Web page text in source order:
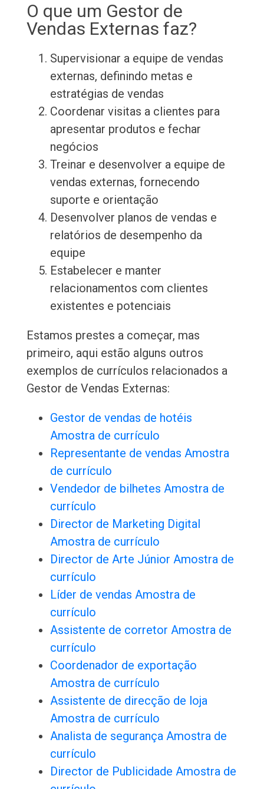
O que um Gestor de
Vendas Externas faz?
Supervisionar a equipe de vendas
externas, definindo metas e
estratégias de vendas
Coordenar visitas a clientes para
apresentar produtos e fechar
negócios
Treinar e desenvolver a equipe de
vendas externas, fornecendo
suporte e orientação
Desenvolver planos de vendas e
relatórios de desempenho da
equipe
Estabelecer e manter
relacionamentos com clientes
existentes e potenciais
Estamos prestes a começar, mas
primeiro, aqui estão alguns outros
exemplos de currículos relacionados a
Gestor de Vendas Externas:
Gestor de vendas de hotéis
Amostra de currículo
Representante de vendas Amostra
de currículo
Vendedor de bilhetes Amostra de
currículo
Director de Marketing Digital
Amostra de currículo
Director de Arte Júnior Amostra de
currículo
Líder de vendas Amostra de
currículo
Assistente de corretor Amostra de
currículo
Coordenador de exportação
Amostra de currículo
Assistente de direcção de loja
Amostra de currículo
Analista de segurança Amostra de
currículo
Director de Publicidade Amostra de